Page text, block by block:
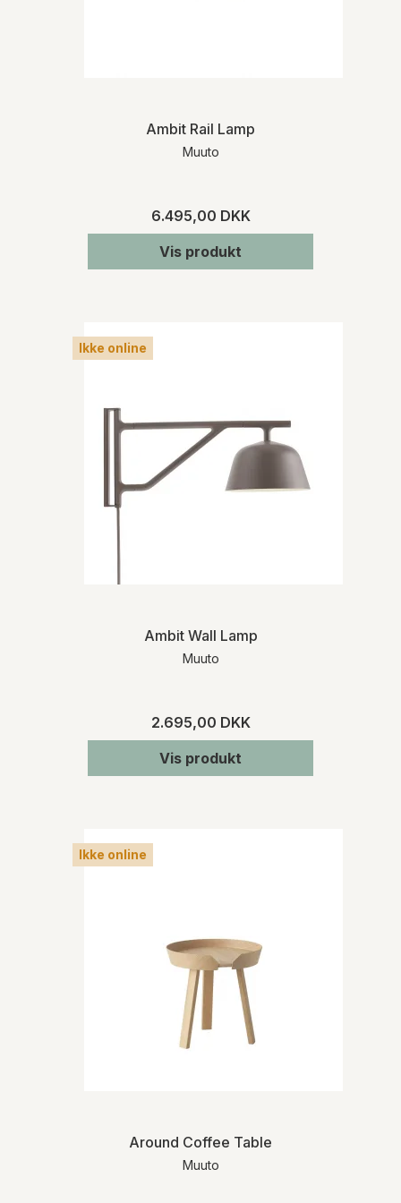
Ambit Rail Lamp
Muuto
6.495,00 DKK
Vis produkt
Ikke online
Ambit Wall Lamp
Muuto
2.695,00 DKK
Vis produkt
Ikke online
Around Coffee Table
Muuto